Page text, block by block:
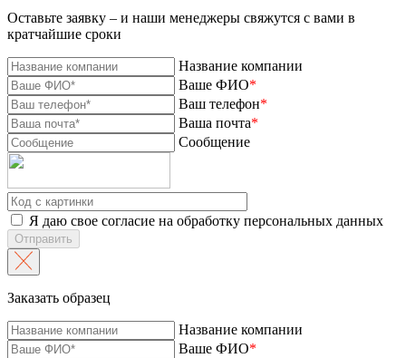
Оставьте заявку – и наши менеджеры свяжутся с вами в
кратчайшие сроки
Название компании
Ваше ФИО*
Ваш телефон*
Ваша почта*
Сообщение
Я даю свое согласие на обработку персональных данных
Отправить
Заказать образец
Название компании
Ваше ФИО*